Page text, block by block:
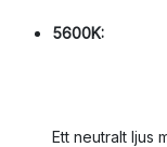
5600K:
Ett neutralt ljus